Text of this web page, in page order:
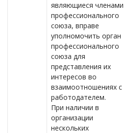
являющиеся членами
профессионального
союза, вправе
уполномочить орган
профессионального
союза для
представления их
интересов во
взаимоотношениях с
работодателем.
При наличии в
организации
нескольких